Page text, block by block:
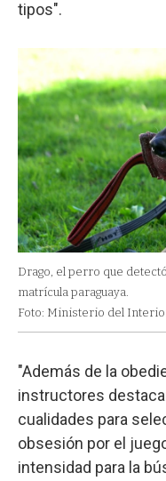
tipos".
Drago, el perro que
matrícula paraguaya.
Foto: Ministerio del
"Además de la
instructores
cualidades para
obsesión por el
intensidad para la